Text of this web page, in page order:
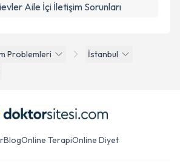
Problemleri
İstanbul
Aile İçi İletişim Sorunları
BlogOnline TerapiOnline Diyet